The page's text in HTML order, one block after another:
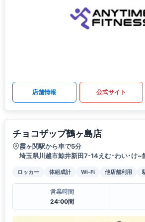
店舗情報 公式サイト
チョコザップ鶴ヶ島店
霞ヶ関駅から車で5分
埼玉県川越市鯨井新田7-14えむ･わい･け~
ロッカー 体組成計 Wi-Fi 他店舗利用
営業時間
24:00間